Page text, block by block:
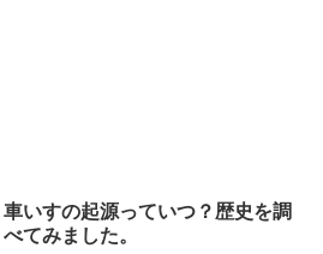
車いすの起源っていつ？歴史を調
べてみました。